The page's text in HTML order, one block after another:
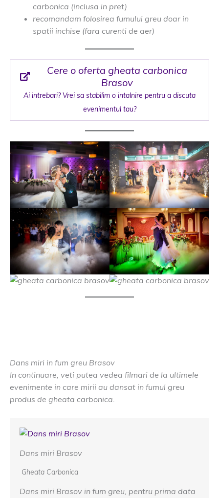
carbonica (inclusa in pret)
recomandam folosirea fumului greu doar in
spatii inchise (fara curenti de aer)
Cere o oferta gheata carbonica
Brasov
Ai intrebari? Vrei sa stabilim o intalnire pentru a discuta
evenimentul tau?
Dans miri in fum greu Brasov
In continuare, veti putea vedea filmari de la ultimele
evenimente in care mirii au dansat in fumul greu
produs de gheata carbonica.
Dans miri Brasov
Gheata Carbonica
Dans miri Brasov in fum greu, pentru prima data